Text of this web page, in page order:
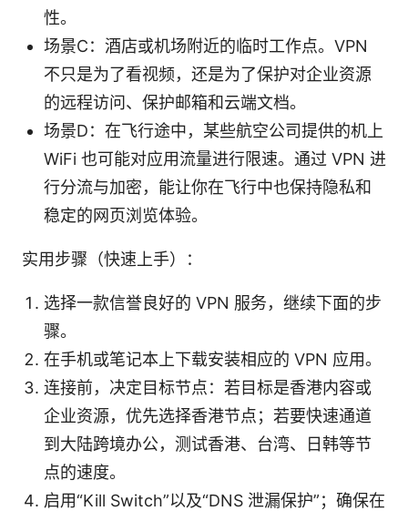
性。
场景C：酒店或机场附近的临时工作点。VPN
不只是为了看视频，还是为了保护对企业资源
的远程访问、保护邮箱和云端文档。
场景D：在飞行途中，某些航空公司提供的机上
WiFi 也可能对应用流量进行限速。通过 VPN 进
行分流与加密，能让你在飞行中也保持隐私和
稳定的网页浏览体验。
实用步骤（快速上手）：
选择一款信誉良好的 VPN 服务，继续下面的步
骤。
在手机或笔记本上下载安装相应的 VPN 应用。
连接前，决定目标节点：若目标是香港内容或
企业资源，优先选择香港节点；若要快速通道
到大陆跨境办公，测试香港、台湾、日韩等节
点的速度。
启用“Kill Switch”以及“DNS 泄漏保护”；确保在